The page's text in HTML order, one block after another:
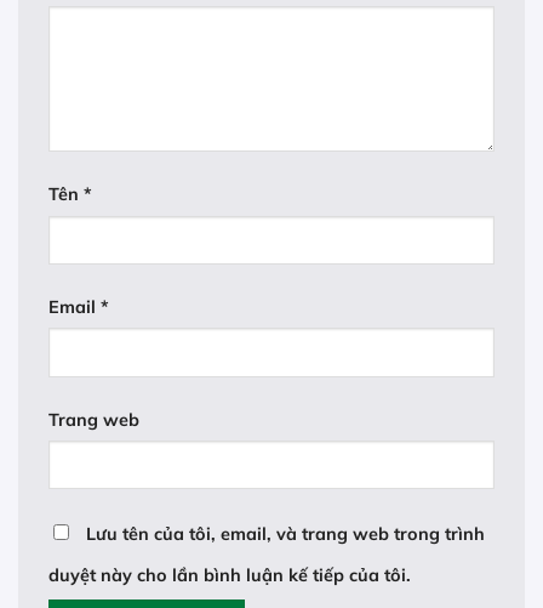
Tên *
Email *
Trang web
Lưu tên của tôi, email, và trang web trong trình
duyệt này cho lần bình luận kế tiếp của tôi.